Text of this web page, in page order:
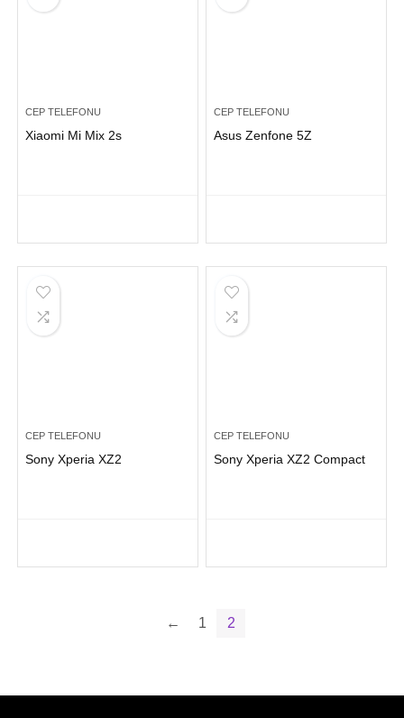
CEP TELEFONU
Xiaomi Mi Mix 2s
CEP TELEFONU
Asus Zenfone 5Z
CEP TELEFONU
Sony Xperia XZ2
CEP TELEFONU
Sony Xperia XZ2 Compact
← 1 2